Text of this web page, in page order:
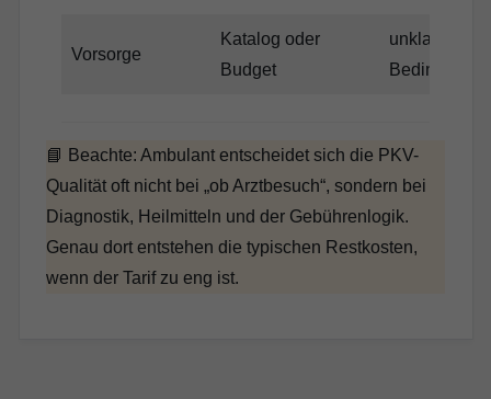
Vorsorge
Katalog oder
Budget
unklare
📘 Beachte: Ambulant entscheidet sich die PKV-
Qualität oft nicht bei „ob Arztbesuch“, sondern bei
Diagnostik, Heilmitteln und der Gebührenlogik.
Genau dort entstehen die typischen Restkosten,
wenn der Tarif zu eng ist.